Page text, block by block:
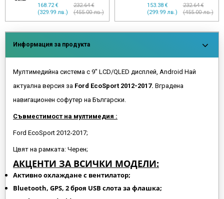
168.72 €
(329.99 лв.)
232.64 €
(455.00 лв.)
153.38 €
(299.99 лв.)
232.64 €
(455.00 лв.)
Информация за продукта
Мултимедийна система с 9" LCD/QLED дисплей, Android Най
актуална версия за Ford EcoSport 2012-2017. Вградена
навигационен софутер на Български.
Съвместимост на мултимедия :
Ford EcoSport 2012-2017;
Цвят на рамката: Черен;
АКЦЕНТИ ЗА ВСИЧКИ МОДЕЛИ:
Активно охлаждане с вентилатор;
Bluetooth, GPS, 2 броя USB слота за флашка;